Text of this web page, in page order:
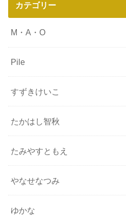
カテゴリー
M・A・O
Pile
すずきけいこ
たかはし智秋
たみやすともえ
やなせなつみ
ゆかな